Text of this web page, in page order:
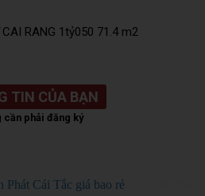
RANG 1tỷ050 71.4 m2
TIN CỦA BẠN
cần phải đăng ký
Phát Cái Tắc giá bao rẻ